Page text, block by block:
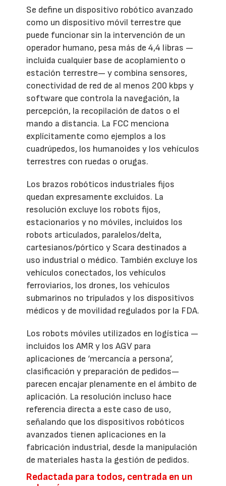
Se define un dispositivo robótico avanzado
como un dispositivo móvil terrestre que
puede funcionar sin la intervención de un
operador humano, pesa más de 4,4 libras —
incluida cualquier base de acoplamiento o
estación terrestre— y combina sensores,
conectividad de red de al menos 200 kbps y
software que controla la navegación, la
percepción, la recopilación de datos o el
mando a distancia. La FCC menciona
explícitamente como ejemplos a los
cuadrúpedos, los humanoides y los vehículos
terrestres con ruedas o orugas.
Los brazos robóticos industriales fijos
quedan expresamente excluidos. La
resolución excluye los robots fijos,
estacionarios y no móviles, incluidos los
robots articulados, paralelos/delta,
cartesianos/pórtico y Scara destinados a
uso industrial o médico. También excluye los
vehículos conectados, los vehículos
ferroviarios, los drones, los vehículos
submarinos no tripulados y los dispositivos
médicos y de movilidad regulados por la FDA.
Los robots móviles utilizados en logística —
incluidos los AMR y los AGV para
aplicaciones de ‘mercancía a persona’,
clasificación y preparación de pedidos—
parecen encajar plenamente en el ámbito de
aplicación. La resolución incluso hace
referencia directa a este caso de uso,
señalando que los dispositivos robóticos
avanzados tienen aplicaciones en la
fabricación industrial, desde la manipulación
de materiales hasta la gestión de pedidos.
Redactada para todos, centrada en un